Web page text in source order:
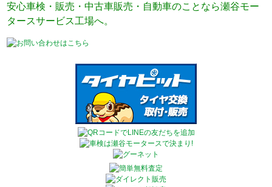
安心車検・販売・中古車販売・自動車のことなら瀬谷モー
タースサービス工場へ。